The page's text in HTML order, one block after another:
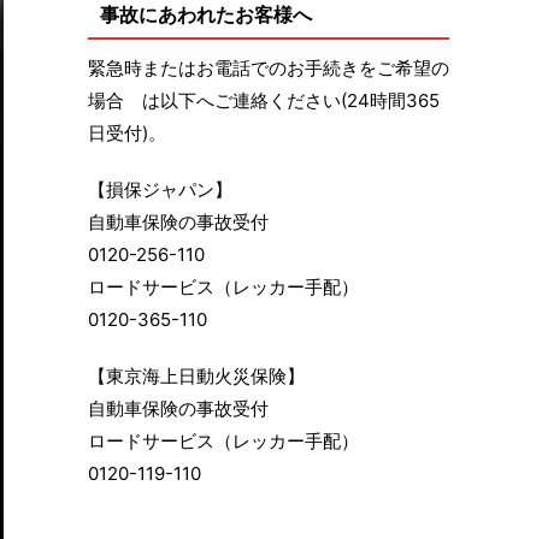
事故にあわれたお客様へ
緊急時またはお電話でのお手続きをご希望の
場合 は以下へご連絡ください(24時間365
日受付)。
【損保ジャパン】
自動車保険の事故受付
0120-256-110
ロードサービス（レッカー手配）
0120-365-110
【東京海上日動火災保険】
自動車保険の事故受付
ロードサービス（レッカー手配）
0120-119-110